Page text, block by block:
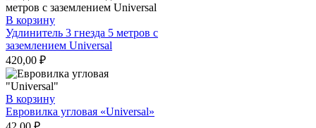
метра
с
заземлением
Universal
В корзину
Удлинитель 3 гнезда 5 метров с
заземлением Universal
420,00 ₽
В корзину
Евровилка угловая «Universal»